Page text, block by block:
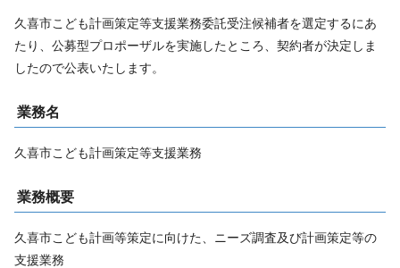
久喜市こども計画策定等支援業務委託受注候補者を選定するにあ
たり、公募型プロポーザルを実施したところ、契約者が決定しま
したので公表いたします。
業務名
久喜市こども計画策定等支援業務
業務概要
久喜市こども計画等策定に向けた、ニーズ調査及び計画策定等の
支援業務